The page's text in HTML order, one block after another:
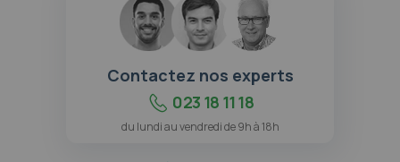
Contactez nos experts
023 18 11 18
du lundi au vendredi de 9h à 18h